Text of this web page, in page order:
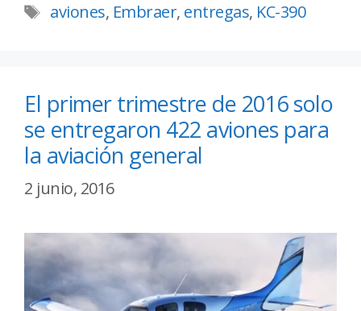
aviones, Embraer, entregas, KC-390
El primer trimestre de 2016 solo
se entregaron 422 aviones para
la aviación general
2 junio, 2016